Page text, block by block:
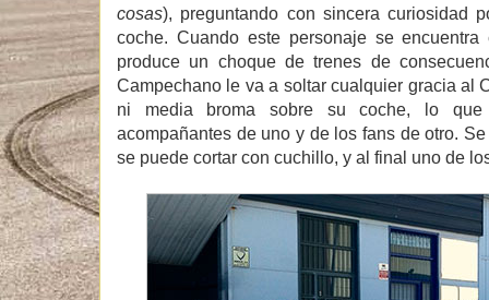
cosas), preguntando con sincera curiosidad
coche. Cuando este personaje se
produce un choque de trenes de
Campechano le va a soltar cualquier gracia al
ni media broma sobre su coche, lo
acompañantes de uno y de los fans de otro.
se puede cortar con cuchillo, y al final uno de